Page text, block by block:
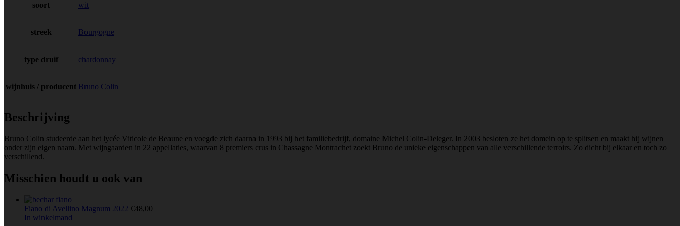
soort wit
streek Bourgogne
type druif chardonnay
wijnhuis / producent Bruno Colin
Beschrijving
Bruno Colin studeerde aan het lycée Viticole de Beaune en voegde zich daarna in 1993 bij het familiebedrijf, domaine Michel Colin-Deleger. In 2003 besloten ze het domein op te splitsen en maakt hij wijnen
onder zijn eigen naam. Met wijngaarden in 22 appellaties, waarvan 8 premiers crus in Chassagne Montrachet zoekt Bruno de unieke eigenschappen van alle verschillende terroirs. Zo dicht bij elkaar en toch zo
verschillend.
Misschien houdt u ook van
Fiano di Avellino Magnum 2022 €48,00
In winkelmand